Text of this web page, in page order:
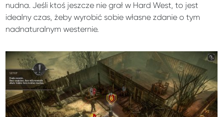
nudna. Jeśli ktoś jeszcze nie grał w Hard West, to jest
idealny czas, żeby wyrobić sobie własne zdanie o tym
nadnaturalnym westernie.